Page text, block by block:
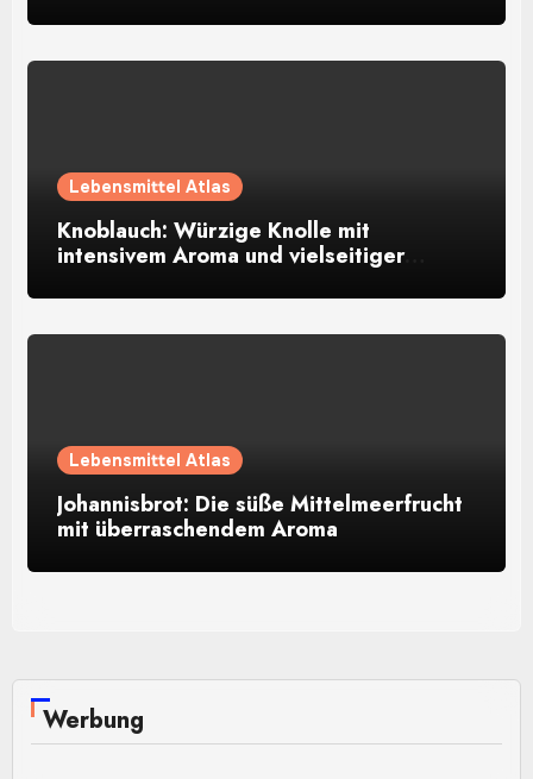
Lebensmittel Atlas
Knoblauch: Würzige Knolle mit
intensivem Aroma und vielseitiger
Lebensmittel Atlas
Johannisbrot: Die süße Mittelmeerfrucht
mit überraschendem Aroma
Werbung